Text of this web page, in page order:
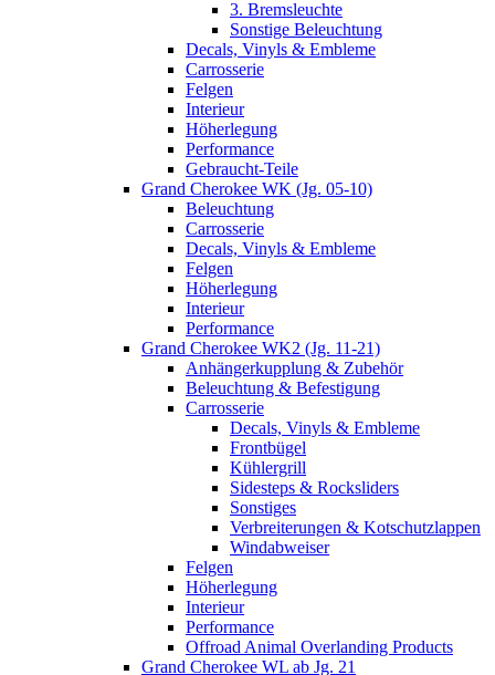
3. Bremsleuchte
Sonstige Beleuchtung
Decals, Vinyls & Embleme
Carrosserie
Felgen
Interieur
Höherlegung
Performance
Gebraucht-Teile
Grand Cherokee WK (Jg. 05-10)
Beleuchtung
Carrosserie
Decals, Vinyls & Embleme
Felgen
Höherlegung
Interieur
Performance
Grand Cherokee WK2 (Jg. 11-21)
Anhängerkupplung & Zubehör
Beleuchtung & Befestigung
Carrosserie
Decals, Vinyls & Embleme
Frontbügel
Kühlergrill
Sidesteps & Rocksliders
Sonstiges
Verbreiterungen & Kotschutzlappen
Windabweiser
Felgen
Höherlegung
Interieur
Performance
Offroad Animal Overlanding Products
Grand Cherokee WL ab Jg. 21